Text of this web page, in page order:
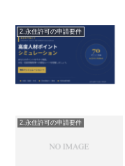
2.永住許可の申請要件
2.永住許可の申請要件